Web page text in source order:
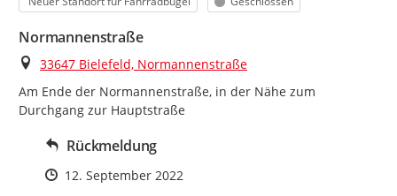
Normannenstraße
Ort
33647 Bielefeld, Normannenstraße
Am Ende der Normannenstraße, in der Nähe zum
Durchgang zur Hauptstraße
Rückmeldung
Zeitpunkt des Erstellens
12. September 2022